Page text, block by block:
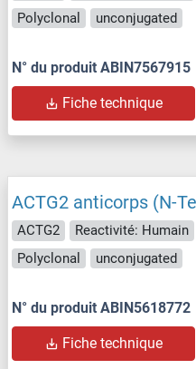
Polyclonal
unconjugated
N° du produit ABIN7567915
Fiche technique
ACTG2 anticorps (N-
ACTG2 Reactivité: Humain
Polyclonal
unconjugated
N° du produit ABIN5618772
Fiche technique